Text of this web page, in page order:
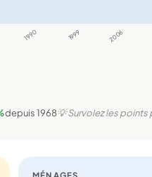
1990 1999 2006
depuis 1968💡 Survolez les points